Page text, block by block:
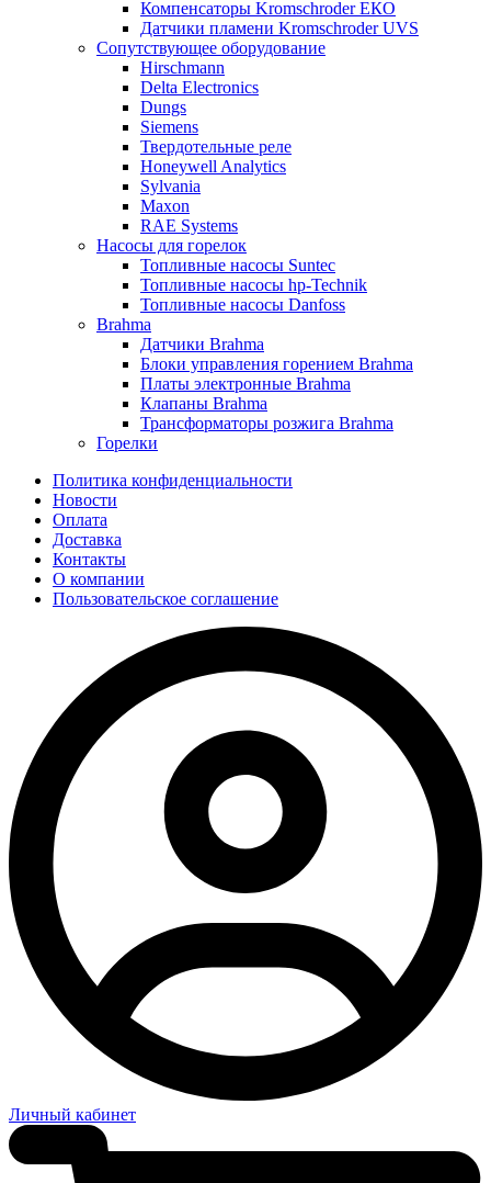
Компенсаторы Kromschroder ЕКО
Датчики пламени Kromschroder UVS
Сопутствующее оборудование
Hirschmann
Delta Electronics
Dungs
Siemens
Твердотельные реле
Honeywell Analytics
Sylvania
Maxon
RAE Systems
Насосы для горелок
Топливные насосы Suntec
Топливные насосы hp-Technik
Топливные насосы Danfoss
Brahma
Датчики Brahma
Блоки управления горением Brahma
Платы электронные Brahma
Клапаны Brahma
Трансформаторы розжига Brahma
Горелки
Политика конфиденциальности
Новости
Оплата
Доставка
Контакты
О компании
Пользовательское соглашение
Личный кабинет